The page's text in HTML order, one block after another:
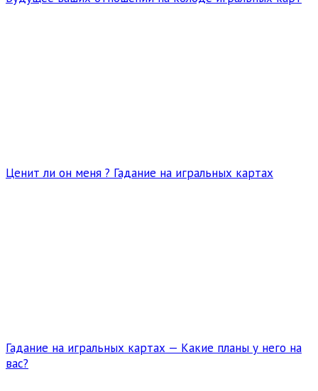
Ценит ли он меня ? Гадание на игральных картах
Гадание на игральных картах — Какие планы у него на
вас?